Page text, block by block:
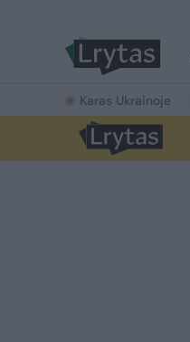
Karas Ukrainoje